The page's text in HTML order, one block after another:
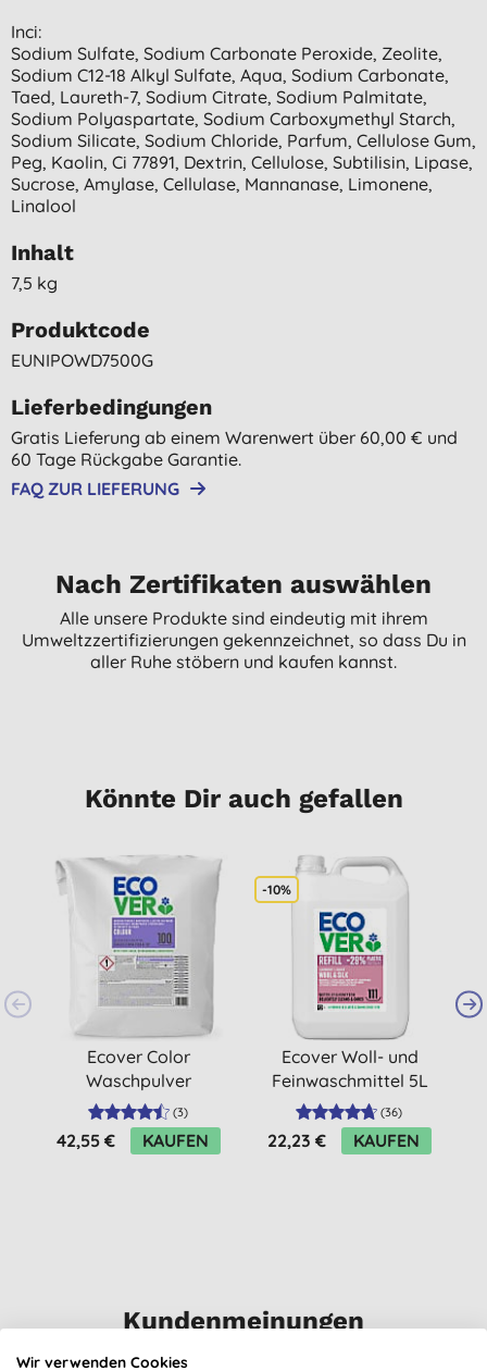
Inci:
Sodium Sulfate, Sodium Carbonate Peroxide, Zeolite,
Sodium C12-18 Alkyl Sulfate, Aqua, Sodium Carbonate,
Taed, Laureth-7, Sodium Citrate, Sodium Palmitate,
Sodium Polyaspartate, Sodium Carboxymethyl Starch,
Sodium Silicate, Sodium Chloride, Parfum, Cellulose Gum,
Peg, Kaolin, Ci 77891, Dextrin, Cellulose, Subtilisin, Lipase,
Sucrose, Amylase, Cellulase, Mannanase, Limonene,
Linalool
Inhalt
7,5 kg
Produktcode
EUNIPOWD7500G
Lieferbedingungen
Gratis Lieferung ab einem Warenwert über 60,00 € und
60 Tage Rückgabe Garantie.
FAQ ZUR LIEFERUNG
Nach Zertifikaten auswählen
Alle unsere Produkte sind eindeutig mit ihrem
Umweltzzertifizierungen gekennzeichnet, so dass Du in
aller Ruhe stöbern und kaufen kannst.
Könnte Dir auch gefallen
Ecover Color
Waschpulver
Konzentrat 7,5kg
(3)
42,55 € KAUFEN
-10%
Ecover Woll- und
Feinwaschmittel 5L
Vorteilsgröße
(36)
22,23 € KAUFEN
Kundenmeinungen
Wir verwenden Cookies